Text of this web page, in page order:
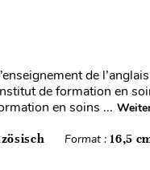
de
de formation en
en soins ...
Format :16,5